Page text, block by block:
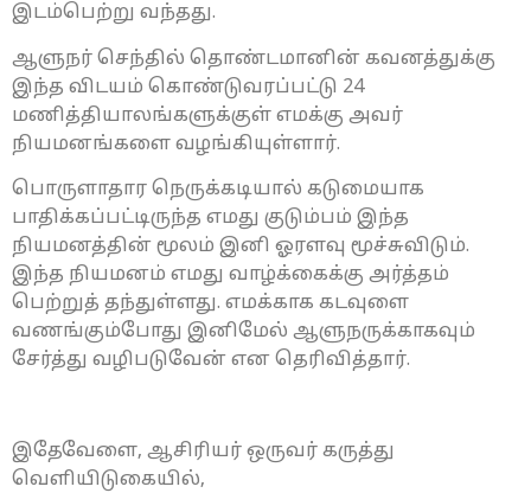
இடம்பெற்று வந்தது.
ஆளுநர் செந்தில் தொண்டமானின் கவனத்துக்கு
இந்த விடயம் கொண்டுவரப்பட்டு 24
மணித்தியாலங்களுக்குள் எமக்கு அவர்
நியமனங்களை வழங்கியுள்ளார்.
பொருளாதார நெருக்கடியால் கடுமையாக
பாதிக்கப்பட்டிருந்த எமது குடும்பம் இந்த
நியமனத்தின் மூலம் இனி ஓரளவு மூச்சுவிடும்.
இந்த நியமனம் எமது வாழ்க்கைக்கு அர்த்தம்
பெற்றுத் தந்துள்ளது. எமக்காக கடவுளை
வணங்கும்போது இனிமேல் ஆளுநருக்காகவும்
சேர்த்து வழிபடுவேன் என தெரிவித்தார்.
இதேவேளை, ஆசிரியர் ஒருவர் கருத்து
வெளியிடுகையில்,